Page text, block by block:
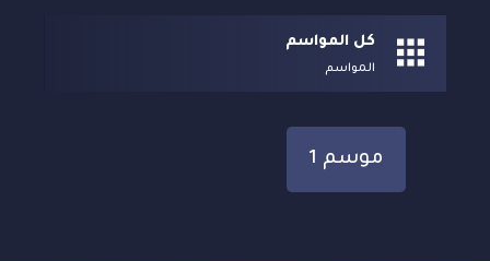
كل المواسم
المواسم
موسم 1